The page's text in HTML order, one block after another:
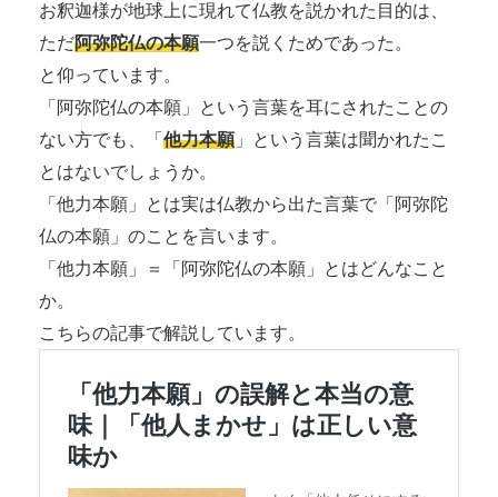
お釈迦様が地球上に現れて仏教を説かれた目的は、
ただ阿弥陀仏の本願一つを説くためであった。
と仰っています。
「阿弥陀仏の本願」という言葉を耳にされたことの
ない方でも、「 他力本願」という言葉は聞かれたこ
とはないでしょうか。
「他力本願」とは実は仏教から出た言葉で「阿弥陀
仏の本願」のことを言います。
「他力本願」＝「阿弥陀仏の本願」とはどんなこと
か。
こちらの記事で解説しています。